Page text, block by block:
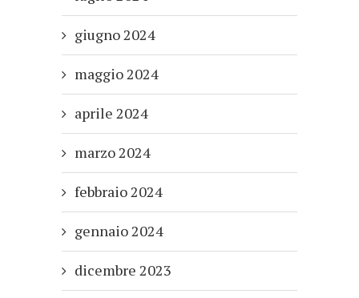
giugno 2024
maggio 2024
aprile 2024
marzo 2024
febbraio 2024
gennaio 2024
dicembre 2023